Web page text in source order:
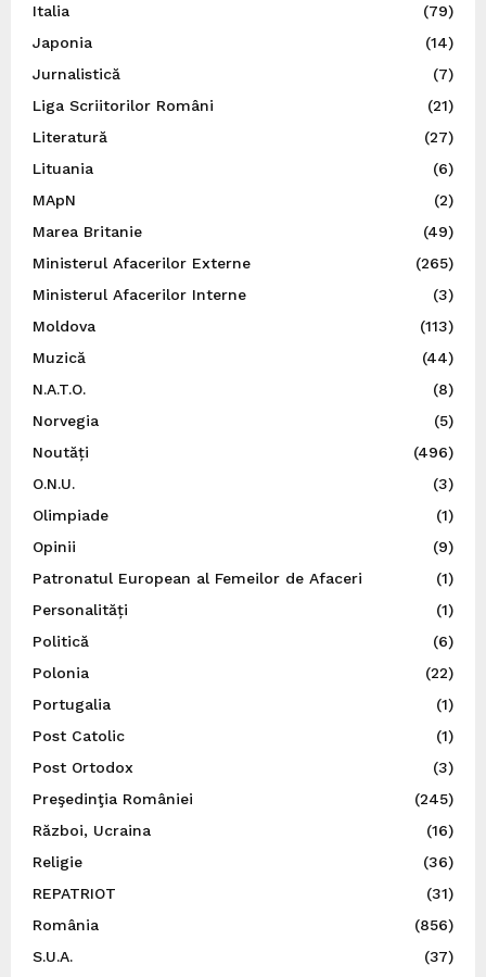
Italia
(79)
Japonia
(14)
Jurnalistică
(7)
Liga Scriitorilor Români
(21)
Literatură
(27)
Lituania
(6)
MApN
(2)
Marea Britanie
(49)
Ministerul Afacerilor Externe
(265)
Ministerul Afacerilor Interne
(3)
Moldova
(113)
Muzică
(44)
N.A.T.O.
(8)
Norvegia
(5)
Noutăți
(496)
O.N.U.
(3)
Olimpiade
(1)
Opinii
(9)
Patronatul European al Femeilor de Afaceri
(1)
Personalități
(1)
Politică
(6)
Polonia
(22)
Portugalia
(1)
Post Catolic
(1)
Post Ortodox
(3)
Preşedinţia României
(245)
Război, Ucraina
(16)
Religie
(36)
REPATRIOT
(31)
România
(856)
S.U.A.
(37)